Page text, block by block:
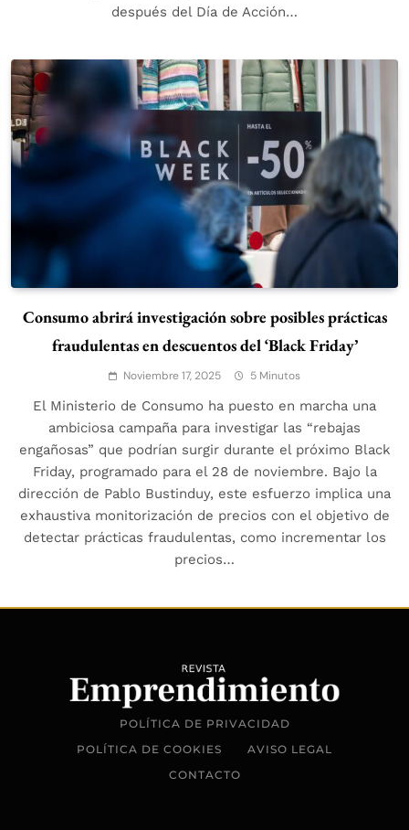
después del Día de Acción…
Consumo abrirá investigación sobre posibles prácticas
fraudulentas en descuentos del ‘Black Friday’
Noviembre 17, 2025 5 Minutos
El Ministerio de Consumo ha puesto en marcha una
ambiciosa campaña para investigar las “rebajas
engañosas” que podrían surgir durante el próximo Black
Friday, programado para el 28 de noviembre. Bajo la
dirección de Pablo Bustinduy, este esfuerzo implica una
exhaustiva monitorización de precios con el objetivo de
detectar prácticas fraudulentas, como incrementar los
precios…
POLÍTICA DE PRIVACIDAD
POLÍTICA DE COOKIES
AVISO LEGAL
CONTACTO